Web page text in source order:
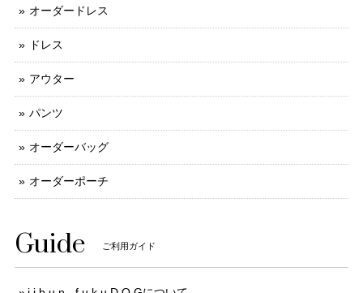
オーダードレス
ドレス
アウター
パンツ
オーダーバッグ
オーダーポーチ
Guide ご利用ガイド